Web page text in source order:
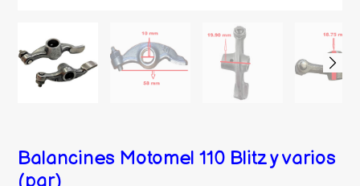
Balancines Motomel 110 Blitz y varios
(par)